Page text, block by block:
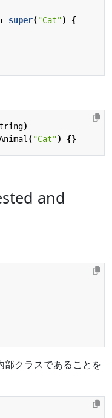
super("Cat")
{
)
("Cat") {}
and
部クラスであることを